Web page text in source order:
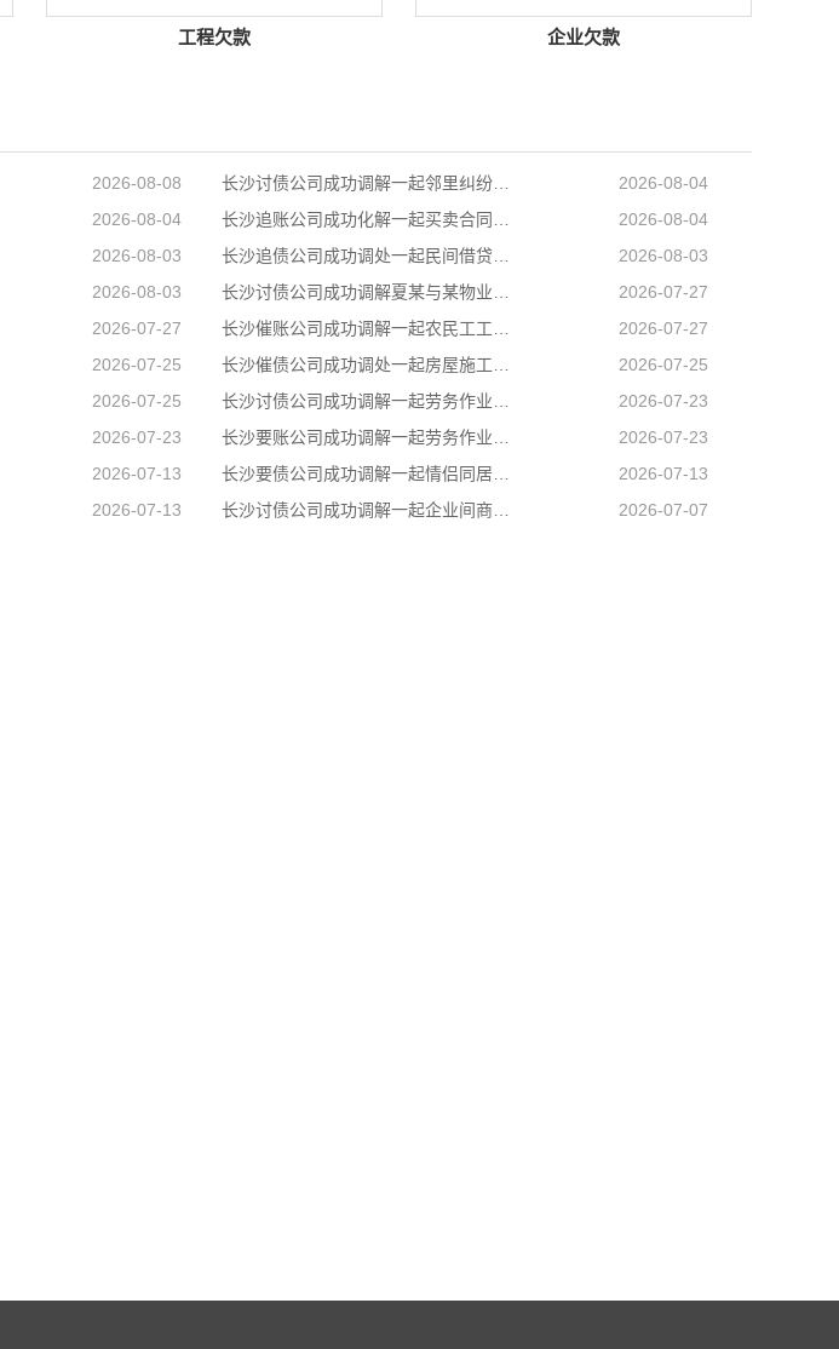
工程欠款 企业欠款
2026-08-08
2026-08-04
2026-08-04
2026-08-04
2026-08-03
2026-08-03
2026-08-03
2026-07-27
2026-07-27
2026-07-27
2026-07-25
2026-07-25
2026-07-25
2026-07-23
2026-07-23
2026-07-23
2026-07-13
2026-07-13
2026-07-13 2026-07-07